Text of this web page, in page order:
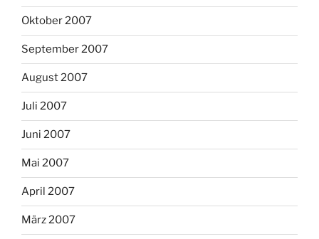
Oktober 2007
September 2007
August 2007
Juli 2007
Juni 2007
Mai 2007
April 2007
März 2007